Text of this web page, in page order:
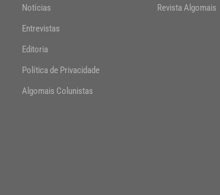
Notícias
Entrevistas
Editoria
Política de Privacidade
Algomais Colunistas
Revista Algomais